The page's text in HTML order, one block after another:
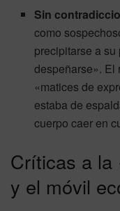
Sin
como
precipitarse a
despeñarse». El
«matices de
estaba de
cuerpo caer en
Críticas a la
y el móvil